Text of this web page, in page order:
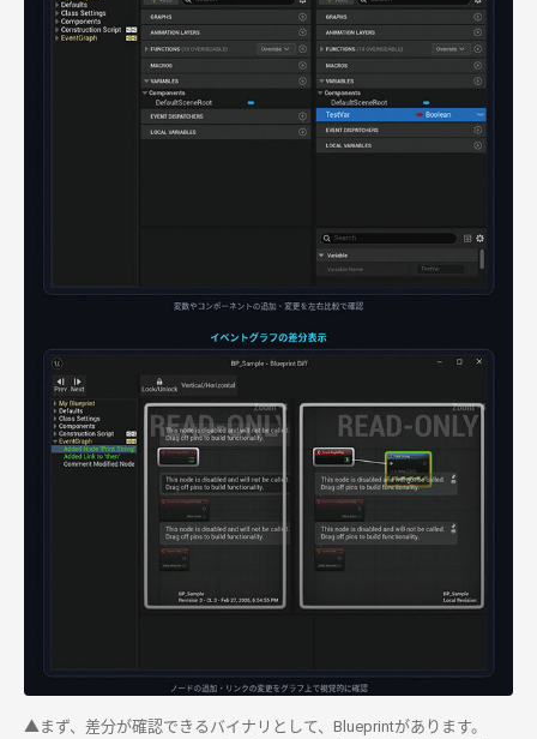
▲まず、差分が確認できるバイナリとして、Blueprintがあります。